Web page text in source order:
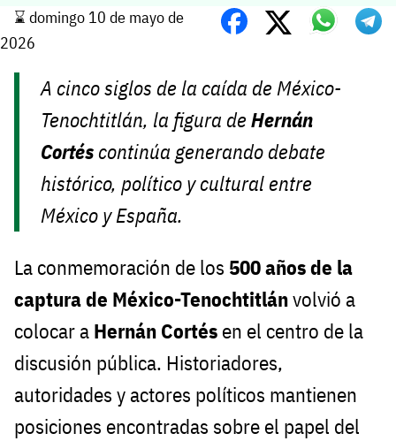
⌛️ domingo 10 de mayo de
2026
A cinco siglos de la caída de México-
Tenochtitlán, la figura deHernán
Cortés continúa generando debate
histórico, político y cultural entre
México y España.
La conmemoración de los 500 años de la
captura de México-Tenochtitlánvolvió a
colocar a Hernán Cortés en el centro de la
discusión pública. Historiadores,
autoridades y actores políticos mantienen
posiciones encontradas sobre el papel del